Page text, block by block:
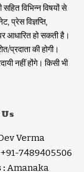
विभिन्न विषयों से
प्रेस विज्ञप्ति,
पर आधारित हो सकती है।
प्रदाता की होगी।
नहीं होंगे। किसी भी
Verma
+91-7489405506
: Amanaka